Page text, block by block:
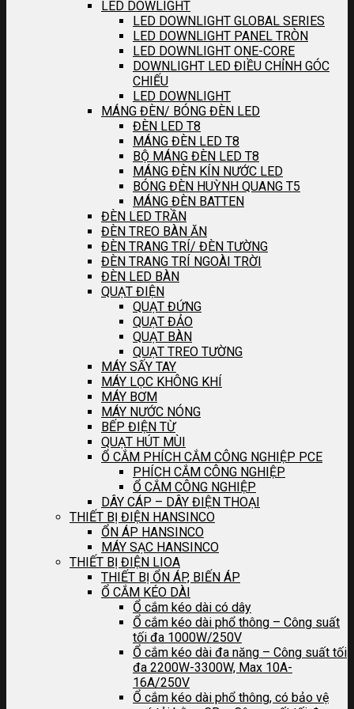
LED DOWLIGHT
LED DOWNLIGHT GLOBAL SERIES
LED DOWNLIGHT PANEL TRÒN
LED DOWNLIGHT ONE-CORE
DOWNLIGHT LED ĐIỀU CHỈNH GÓC
CHIẾU
LED DOWNLIGHT
MÁNG ĐÈN/ BÓNG ĐÈN LED
ĐÈN LED T8
MÁNG ĐÈN LED T8
BỘ MÁNG ĐÈN LED T8
MÁNG ĐÈN KÍN NƯỚC LED
BÓNG ĐÈN HUỲNH QUANG T5
MÁNG ĐÈN BATTEN
ĐÈN LED TRẦN
ĐÈN TREO BÀN ĂN
ĐÈN TRANG TRÍ/ ĐÈN TƯỜNG
ĐÈN TRANG TRÍ NGOÀI TRỜI
ĐÈN LED BÀN
QUẠT ĐIỆN
QUẠT ĐỨNG
QUẠT ĐẢO
QUẠT BÀN
QUẠT TREO TƯỜNG
MÁY SẤY TAY
MÁY LỌC KHÔNG KHÍ
MÁY BƠM
MÁY NƯỚC NÓNG
BẾP ĐIỆN TỪ
QUẠT HÚT MÙI
Ổ CẮM PHÍCH CẮM CÔNG NGHIỆP PCE
PHÍCH CẮM CÔNG NGHIỆP
Ổ CẮM CÔNG NGHIỆP
DÂY CÁP – DÂY ĐIỆN THOẠI
THIẾT BỊ ĐIỆN HANSINCO
ỔN ÁP HANSINCO
MÁY SẠC HANSINCO
THIẾT BỊ ĐIỆN LIOA
THIẾT BỊ ỔN ÁP, BIẾN ÁP
Ổ CẮM KÉO DÀI
Ổ cắm kéo dài có dây
Ổ cắm kéo dài phổ thông – Công suất
tối đa 1000W/250V
Ổ cắm kéo dài đa năng – Công suất tối
đa 2200W-3300W, Max 10A-
16A/250V
Ổ cắm kéo dài phổ thông, có bảo vệ